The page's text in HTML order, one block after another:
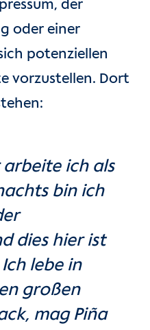
der
oder einer
potenziellen
vorzustellen. Dort
arbeite ich als
bin ich
dies hier ist
lebe in
großen
mag Piña